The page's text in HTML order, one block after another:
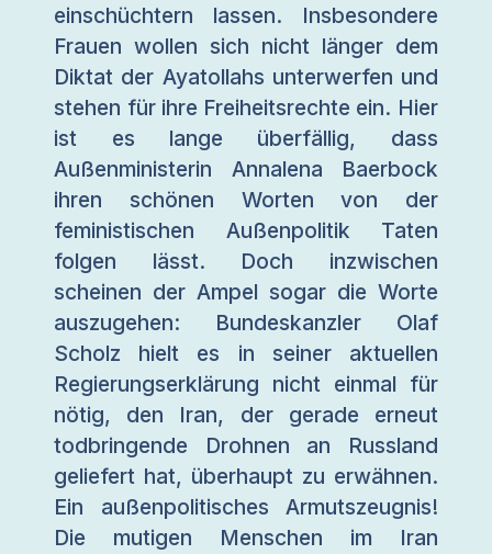
einschüchtern lassen. Insbesondere
Frauen wollen sich nicht länger dem
Diktat der Ayatollahs unterwerfen und
stehen für ihre Freiheitsrechte ein. Hier
ist es lange überfällig, dass
Außenministerin Annalena Baerbock
ihren schönen Worten von der
feministischen Außenpolitik Taten
folgen lässt. Doch inzwischen
scheinen der Ampel sogar die Worte
auszugehen: Bundeskanzler Olaf
Scholz hielt es in seiner aktuellen
Regierungserklärung nicht einmal für
nötig, den Iran, der gerade erneut
todbringende Drohnen an Russland
geliefert hat, überhaupt zu erwähnen.
Ein außenpolitisches Armutszeugnis!
Die mutigen Menschen im Iran